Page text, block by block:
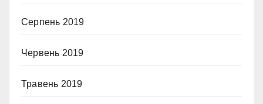
Серпень 2019
Червень 2019
Травень 2019